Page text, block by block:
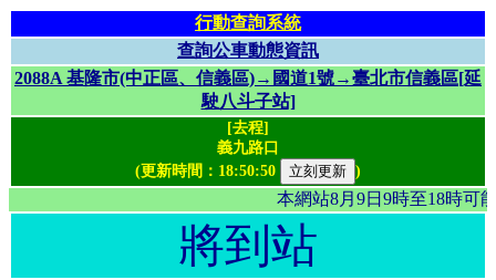
行動查詢系統
查詢公車動態資訊
2088A 基隆市(中正區、信義區)→國道1號→臺北市信義區[延
駛八斗子站]
[去程]
義九路口
(更新時間： 18:50:50 )
本網站8月9日9時至18
將到站